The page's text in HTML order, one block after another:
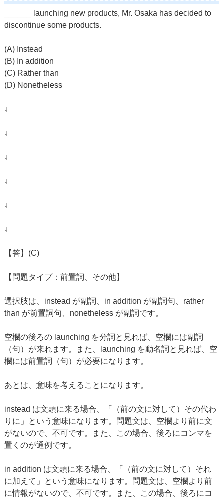
______ launching new products, Mr. Osaka has decided to
discontinue some products.
(A) Instead
(B) In addition
(C) Rather than
(D) Nonetheless
↓
↓
↓
↓
↓
↓
【答】(C)
【問題タイプ：前置詞、その他】
選択肢は、instead が副詞、in addition が副詞句、rather
than が前置詞句、nonetheless が副詞です。
空欄の後ろの launching を分詞と見れば、空欄には副詞
（句）が来れます。また、launching を動名詞と見れば、空
欄には前置詞（句）が必要になります。
あとは、意味を考えることになります。
instead は文頭に来る場合、「（前の文に対して）その代わ
りに」という意味になります。問題文は、空欄より前に文
がないので、不可です。また、この場合、後ろにコンマを
置くのが通例です。
in addition は文頭に来る場合、「（前の文に対して）それ
に加えて」という意味になります。問題文は、空欄より前
に情報がないので、不可です。また、この場合、後ろにコ